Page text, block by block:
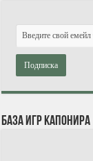
База игр Капонира